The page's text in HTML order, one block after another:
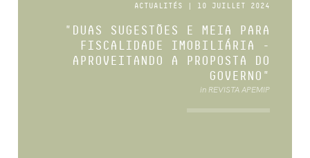
ACTUALITÉS | 10 JUILLET 2024
"DUAS SUGESTÕES E MEIA PARA
FISCALIDADE IMOBILIÁRIA -
APROVEITANDO A PROPOSTA DO
GOVERNO"
in REVISTA APEMIP